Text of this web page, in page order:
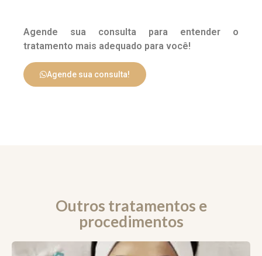
Agende sua consulta para entender o
tratamento mais adequado para você!
Agende sua consulta!
Outros tratamentos e
procedimentos